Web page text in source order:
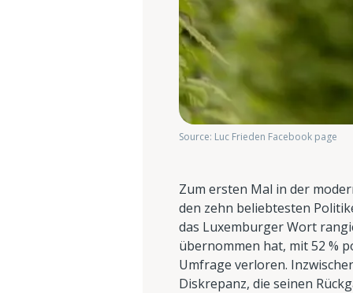
Source: Luc Frieden Facebook page
Zum ersten Mal in der
den zehn beliebtesten
das Luxemburger Wort
übernommen hat, mit 52 %
Umfrage verloren.
Diskrepanz, die seinen